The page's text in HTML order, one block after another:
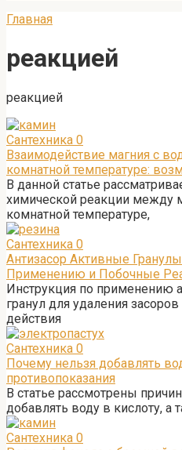
Главная
реакцией
реакцией
Сантехника 0
Взаимодействие магния с
комнатной температуре:
В данной статье
химической реакции между
комнатной температуре,
Сантехника 0
Антизасор Активные
Применению и Побочные
Инструкция по применению
гранул для удаления
действия
Сантехника 0
Почему нельзя добавлять
противопоказания
В статье рассмотрены
добавлять воду в кислоту, а
Сантехника 0